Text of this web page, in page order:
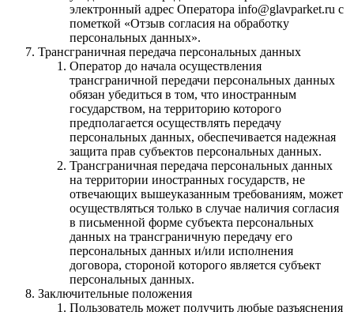
электронный адрес Оператора info@glavparket.ru с
пометкой «Отзыв согласия на обработку
персональных данных».
Трансграничная передача персональных данных
Оператор до начала осуществления
трансграничной передачи персональных данных
обязан убедиться в том, что иностранным
государством, на территорию которого
предполагается осуществлять передачу
персональных данных, обеспечивается надежная
защита прав субъектов персональных данных.
Трансграничная передача персональных данных
на территории иностранных государств, не
отвечающих вышеуказанным требованиям, может
осуществляться только в случае наличия согласия
в письменной форме субъекта персональных
данных на трансграничную передачу его
персональных данных и/или исполнения
договора, стороной которого является субъект
персональных данных.
Заключительные положения
Пользователь может получить любые разъяснения